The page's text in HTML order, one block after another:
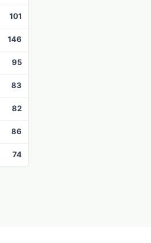
101
146
95
83
82
86
74